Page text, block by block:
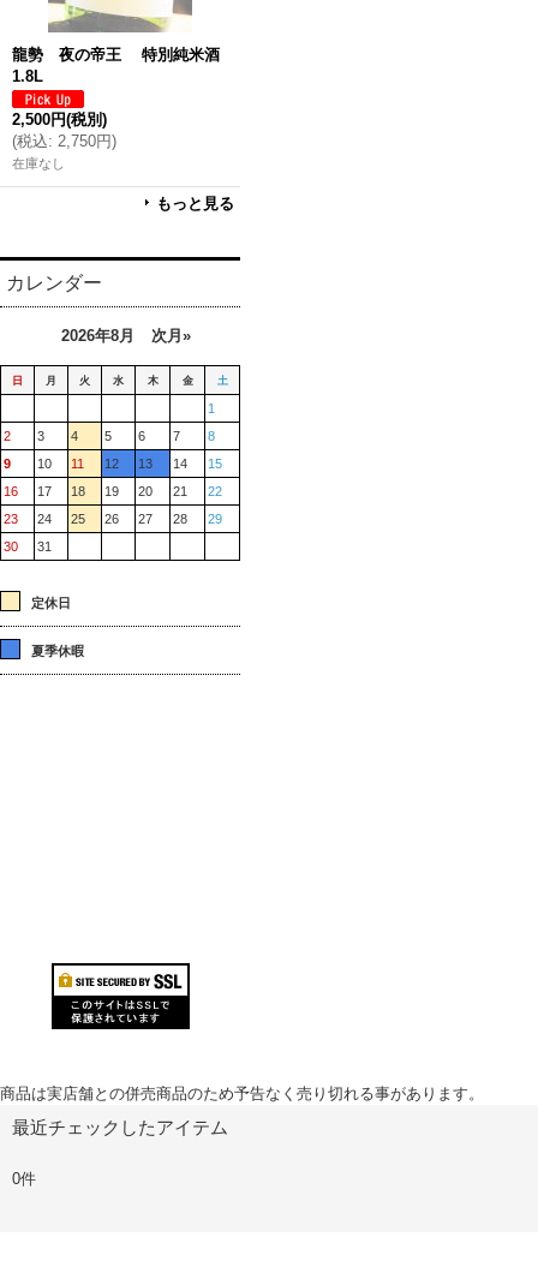
龍勢 夜の帝王 特別純米酒
1.8L
2,500円(税別)
(税込: 2,750円)
在庫なし
もっと見る
カレンダー
2026年8月 次月»
日 月 火 水 木 金 土
1
2
3 4 5 6 7
8
9
10 11 12 13 14
15
16
17 18 19 20 21
22
23
24 25 26 27 28
29
30
31
定休日
夏季休暇
商品は実店舗との併売商品のため予告なく売り切れる事があります。
最近チェックしたアイテム
0件